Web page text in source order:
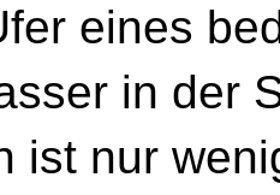
eines
in der
ist nur